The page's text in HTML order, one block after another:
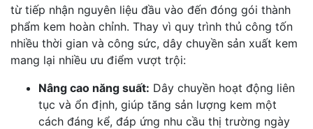
từ tiếp nhận nguyên liệu đầu vào đến đóng gói thành
phẩm kem hoàn chỉnh. Thay vì quy trình thủ công tốn
nhiều thời gian và công sức, dây chuyền sản xuất kem
mang lại nhiều ưu điểm vượt trội:
Nâng cao năng suất: Dây chuyền hoạt động liên
tục và ổn định, giúp tăng sản lượng kem một
cách đáng kể, đáp ứng nhu cầu thị trường ngày